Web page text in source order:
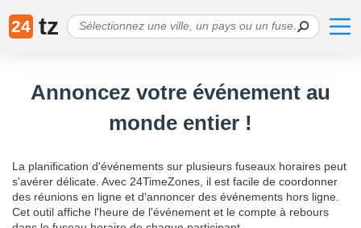
24 tz
Annoncez votre événement au
monde entier !
La planification d'événements sur plusieurs fuseaux horaires peut
s'avérer délicate. Avec 24TimeZones, il est facile de coordonner
des réunions en ligne et d'annoncer des événements hors ligne.
Cet outil affiche l'heure de l'événement et le compte à rebours